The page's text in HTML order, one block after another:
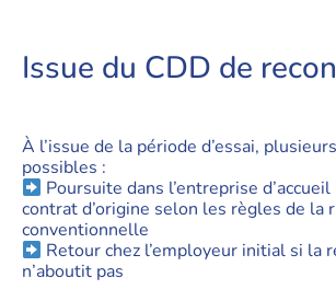
Issue du CDD de
À l’issue de la période d’essai,
possibles :
Poursuite dans l’entreprise
contrat d’origine selon les règles de la
conventionnelle
Retour chez l’employeur initial si la
n’aboutit pas